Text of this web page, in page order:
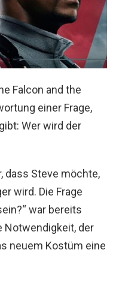
Falcon and the
einer Frage,
Wer wird der
dass Steve möchte,
wird. Die Frage
war bereits
Notwendigkeit, der
neuem Kostüm eine